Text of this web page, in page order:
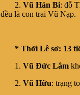
2. Vũ Hán Bi: đỗ
đều là con trai Vũ Nạp.
* Thời Lê sơ: 13
1. Vũ Đức Lâm
2. Vũ Hữu: trạng